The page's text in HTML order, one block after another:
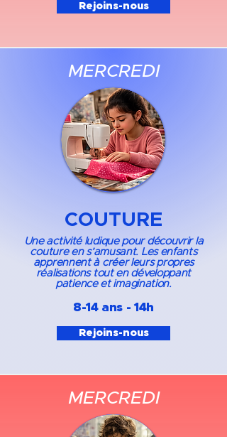
Rejoins-nous
MERCREDI
COUTURE
Une activité ludique pour découvrir la
couture en s’amusant. Les enfants
apprennent à créer leurs propres
réalisations tout en développant
patience et imagination.
8-14 ans - 14h​
Rejoins-nous
MERCREDI